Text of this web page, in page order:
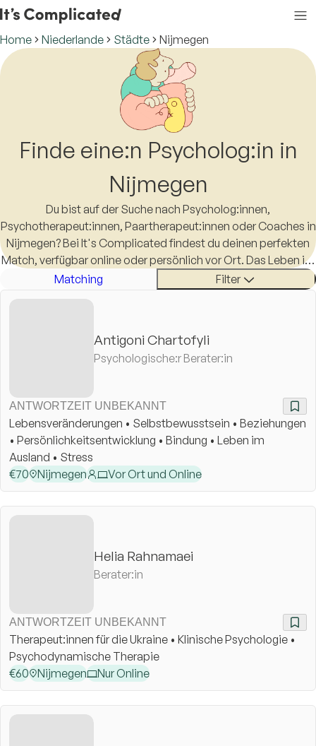
Home Niederlande Städte Nijmegen
Finde eine:n Psycholog:in in
Nijmegen
Du bist auf der Suche nach Psycholog:innen,
Psychotherapeut:innen, Paartherapeut:innen oder Coaches in
Nijmegen? Bei It's Complicated findest du deinen perfekten
Match, verfügbar online oder persönlich vor Ort. Das Leben ist
schon kompliziert genug, eine:n Therapeut:in in Nijmegen zu
finden sollte es nicht sein.
Matching Filter
Antigoni Chartofyli
Psychologische:r Berater:in
ANTWORTZEIT UNBEKANNT
Lebensveränderungen • Selbstbewusstsein • Beziehungen
• Persönlichkeitsentwicklung • Bindung • Leben im
Ausland • Stress
€70 Nijmegen Vor Ort und Online
Helia Rahnamaei
Berater:in
ANTWORTZEIT UNBEKANNT
Therapeut:innen für die Ukraine • Klinische Psychologie •
Psychodynamische Therapie
€60 Nijmegen Nur Online